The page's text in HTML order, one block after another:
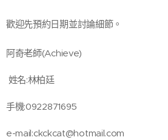
歡迎先預約日期並討論細節。
阿奇老師(Achieve)
姓名:林柏廷
手機:0922871695
e-mail:ckckcat@hotmail.com